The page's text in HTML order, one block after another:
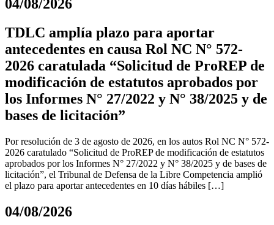
04/08/2026
TDLC amplía plazo para aportar
antecedentes en causa Rol NC N° 572-
2026 caratulada “Solicitud de ProREP de
modificación de estatutos aprobados por
los Informes N° 27/2022 y N° 38/2025 y de
bases de licitación”
Por resolución de 3 de agosto de 2026, en los autos Rol NC N° 572-
2026 caratulado “Solicitud de ProREP de modificación de estatutos
aprobados por los Informes N° 27/2022 y N° 38/2025 y de bases de
licitación”, el Tribunal de Defensa de la Libre Competencia amplió
el plazo para aportar antecedentes en 10 días hábiles […]
04/08/2026